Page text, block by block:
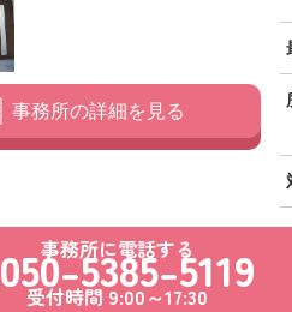
事務所の詳細を見る
事務所に電話する
050-5385-5119
受付時間 9:00～17:30